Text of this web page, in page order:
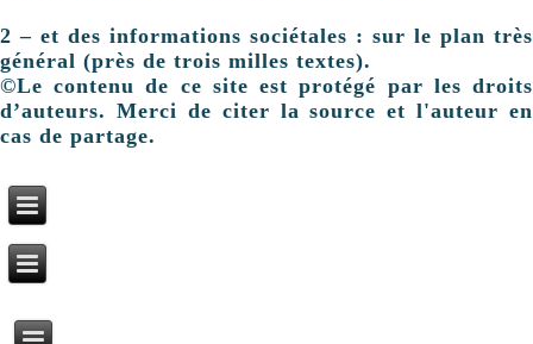
2 – et des informations sociétales : sur le plan très
général (près de trois milles textes).
©Le contenu de ce site est protégé par les droits
d’auteurs. Merci de citer la source et l'auteur en
cas de partage.